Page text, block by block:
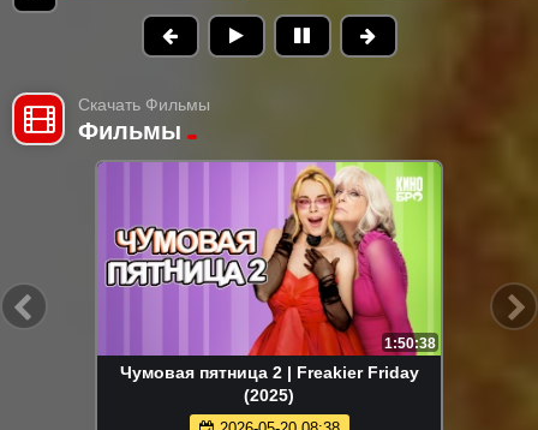
Скачать Фильмы
Фильмы
1:50:38
Чумовая пятница 2 | Freakier Friday
(2025)